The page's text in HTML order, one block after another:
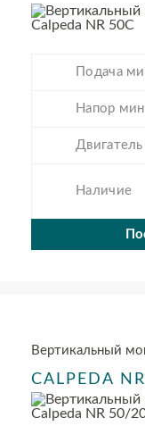
Подача
Напор
Наличие
Вертикальный
CALPEDA